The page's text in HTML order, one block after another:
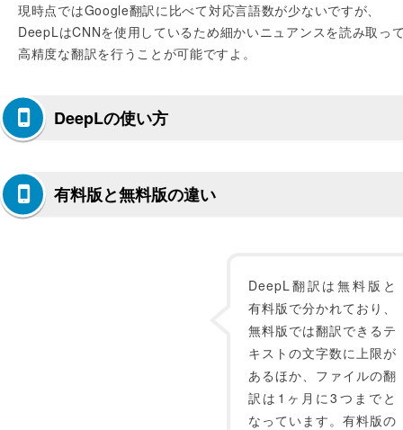
現時点ではGoogle翻訳に比べて対応言語数が少ないですが、
DeepLはCNNを使用しているため細かいニュアンスを読み取っ
高精度な翻訳を行うことが可能ですよ。
DeepLの使い方
有料版と無料版の違い
DeepL翻訳は無料版と
有料版で分かれており、
無料版では翻訳できるテ
キストの文字数に上限が
あるほか、ファイルの翻
訳は1ヶ月に3つまでと
なっています。有料版の